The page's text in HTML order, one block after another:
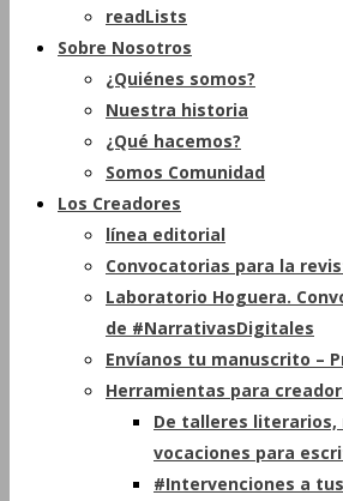
readLists
Sobre Nosotros
¿Quiénes somos?
Nuestra historia
¿Qué hacemos?
Somos Comunidad
Los Creadores
línea editorial
Convocatorias para la
Laboratorio Hoguera.
de #NarrativasDigitales
Envíanos tu manuscrito –
Herramientas para
De talleres literarios,
vocaciones para
#Intervenciones a